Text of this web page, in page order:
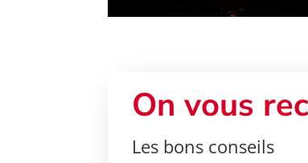
On vous
Les bons conseils